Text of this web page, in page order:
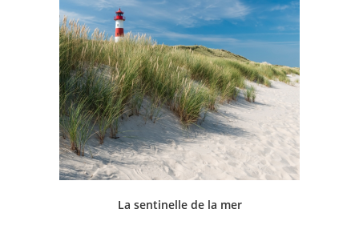
La sentinelle de la mer